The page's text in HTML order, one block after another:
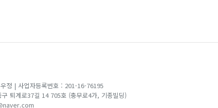
정 | 사업자등록번호 : 201-16-76195
퇴계로37길 14 705호 (충무로4가, 기종빌딩)